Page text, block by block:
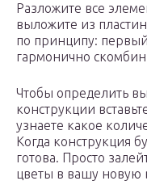
Разложите все
выложите из
по принципу:
гармонично
Чтобы определить
конструкции
узнаете какое
Когда конструкция
готова. Просто
цветы в вашу новую